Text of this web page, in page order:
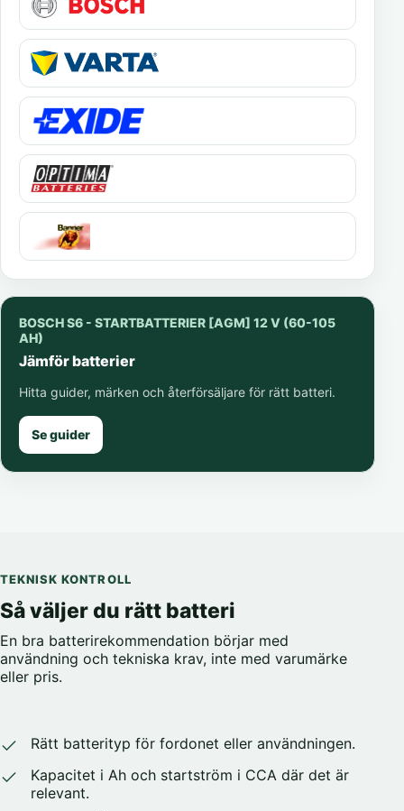
BOSCH S6 - STARTBATTERIER [AGM] 12 V (60-105
AH)
Jämför batterier
Hitta guider, märken och återförsäljare för rätt batteri.
Se guider
TEKNISK KONTROLL
Så väljer du rätt batteri
En bra batterirekommendation börjar med
användning och tekniska krav, inte med varumärke
eller pris.
Rätt batterityp för fordonet eller användningen.
Kapacitet i Ah och startström i CCA där det är
relevant.